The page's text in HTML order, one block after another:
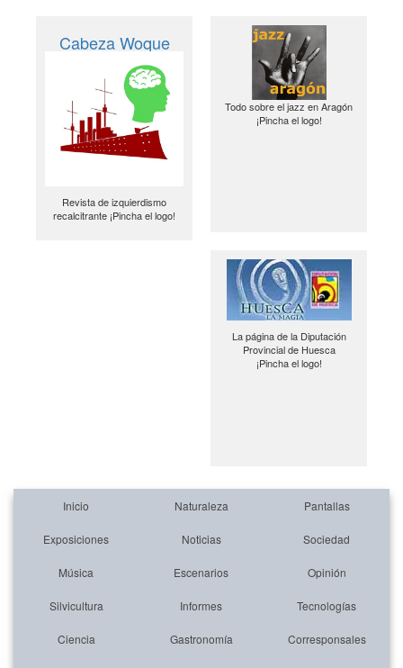
Cabeza Woque
Revista de izquierdismo
recalcitrante ¡Pincha el logo!
Todo sobre el jazz en Aragón
¡Pincha el logo!
La página de la Diputación
Provincial de Huesca
¡Pincha el logo!
Inicio Naturaleza Pantallas
Exposiciones Noticias Sociedad
Música Escenarios Opinión
Silvicultura Informes Tecnologías
Ciencia Gastronomía Corresponsales